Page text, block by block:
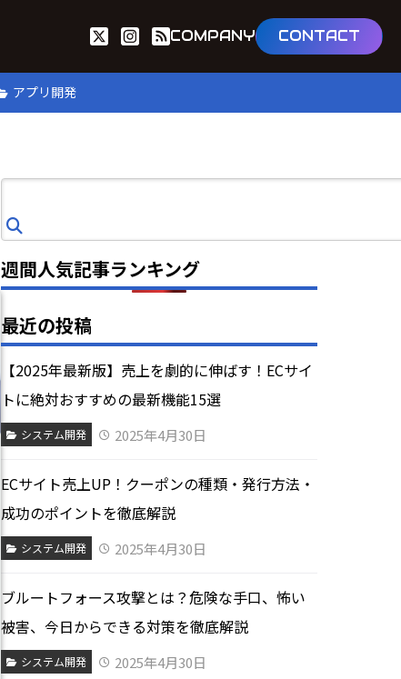
COMPANY CONTACT
アプリ開発
索
週間人気記事ランキング
最近の投稿
【2025年最新版】売上を劇的に伸ばす！ECサイ
トに絶対おすすめの最新機能15選
システム開発 2025年4月30日
ECサイト売上UP！クーポンの種類・発行方法・
成功のポイントを徹底解説
システム開発 2025年4月30日
ブルートフォース攻撃とは？危険な手口、怖い
被害、今日からできる対策を徹底解説
システム開発 2025年4月30日